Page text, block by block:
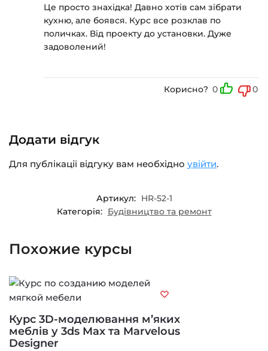
Це просто знахідка! Давно хотів сам зібрати
кухню, але боявся. Курс все розклав по
поличках. Від проекту до установки. Дуже
задоволений!
Корисно? 0 0
Додати відгук
Для публікації відгуку вам необхідно увійти.
Артикул: HR-52-1
Категорія: Будівництво та ремонт
Похожие курсы
Курс 3D-моделювання м’яких
меблів у 3ds Max та Marvelous
Designer